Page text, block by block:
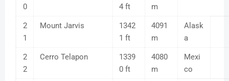
0
4 ft
m
2
1
Mount Jarvis
1342
1 ft
4091
m
Alask
a
2
2
Cerro Telapon
1339
0 ft
4080
m
Mexi
co